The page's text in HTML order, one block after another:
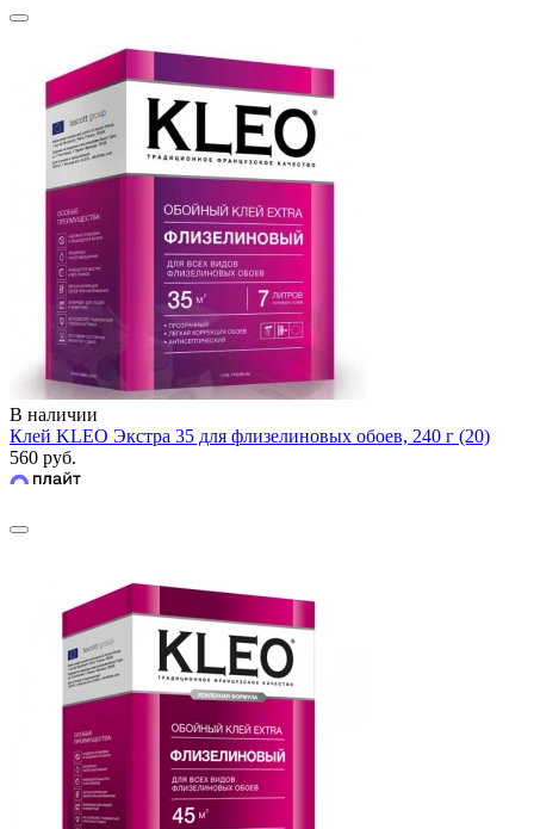
В наличии
Клей KLEO Экстра 35 для флизелиновых обоев, 240 г (20)
560 руб.